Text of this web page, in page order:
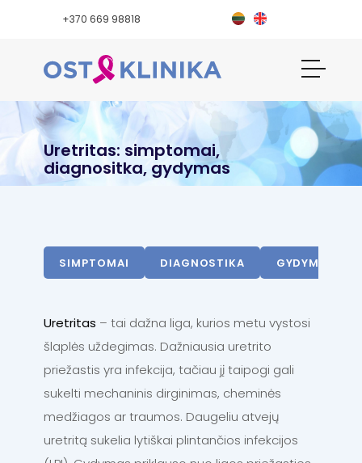
+370 669 98818
Uretritas: simptomai,
diagnositka, gydymas
SIMPTOMAI DIAGNOSTIKA GYDYMAS
Uretritas – tai dažna liga, kurios metu vystosi
šlaplės uždegimas. Dažniausia uretrito
priežastis yra infekcija, tačiau jį taipogi gali
sukelti mechaninis dirginimas, cheminės
medžiagos ar traumos. Daugeliu atvejų
uretritą sukelia lytiškai plintančios infekcijos